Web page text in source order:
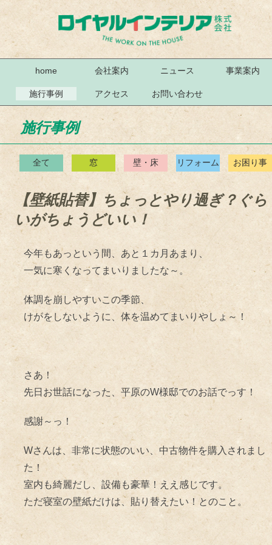
home 会社案内 ニュース 事業案内
施行事例 アクセス お問い合わせ
施行事例
全て 窓 壁・床 リフォーム お困り事
【壁紙貼替】ちょっとやり過ぎ？ぐら
いがちょうどいい！
今年もあっという間、あと１カ月あまり、
一気に寒くなってまいりましたな～。
体調を崩しやすいこの季節、
けがをしないように、体を温めてまいりやしょ～！
さあ！
先日お世話になった、平原のW様邸でのお話でっす！
感謝～っ！
Wさんは、非常に状態のいい、中古物件を購入されまし
た！
室内も綺麗だし、設備も豪華！ええ感じです。
ただ寝室の壁紙だけは、貼り替えたい！とのこと。